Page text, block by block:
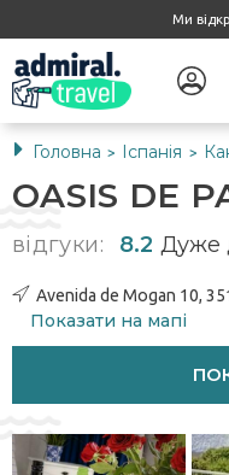
Ми
Головна > Іспанія >
OASIS DE
відгуки: 8.2 Дуже
Avenida de Mogan 10,
Показати на мапі